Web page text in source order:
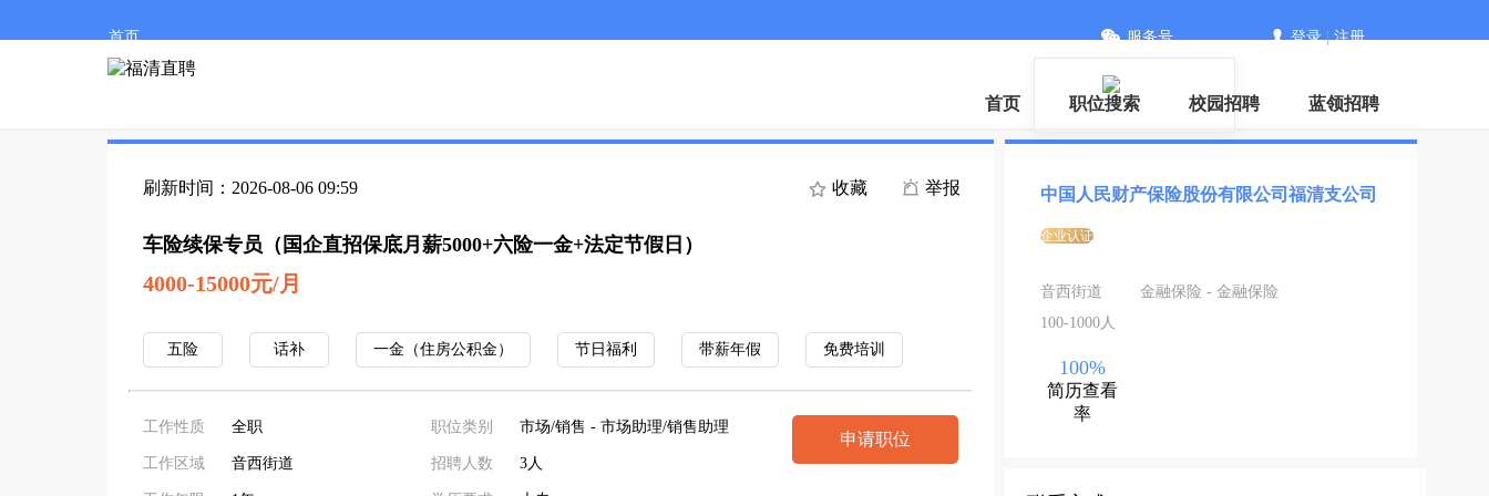
首页
手机APP
服务号 登录|注册
首页 职位搜索 校园招聘 蓝领招聘
刷新时间：2026-08-06 09:59 收藏 举报
车险续保专员（国企直招保底月薪5000+六险一金+法定节假日）
4000-15000元/月
五险 话补 一金（住房公积金） 节日福利 带薪年假 免费培训
工作性质 全职
工作区域 音西街道
职位类别 市场/销售 - 市场助理/销售助理
招聘人数 3人
申请职位
中国人民财产保险股份有限公司福清支公司
企业认证
音西街道
金融保险 - 金融保险
100-1000人
100%
简历查看
率